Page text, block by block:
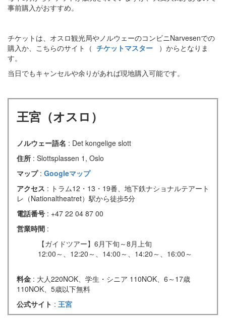
事前購入がおすすめ。
チケットは、オスロ観光局やノルウェーのコンビニNarvesenでの
購入か、こちらのサイト（ チケットマスター
）からとなりま
す。
当日でもキャンセルや余りがあれば現地購入可能です。
王宮（オスロ）
ノルウェー語名 : Det kongelige slott
住所 : Slottsplassen 1, Oslo
マップ : Googleマップ
アクセス : トラム12・13・19番、地下鉄ナショナルテアート
レ（Nationaltheatret）駅から徒歩5分
電話番号 : +47 22 04 87 00
営業時間 :
【ガイドツアー】6月下旬～8月上旬
12:00～、12:20～、14:00～、14:20～、16:00～
料金 : 大人220NOK、学生・シニア 110NOK、6～17歳
110NOK、5歳以下無料
公式サイト : 王宮